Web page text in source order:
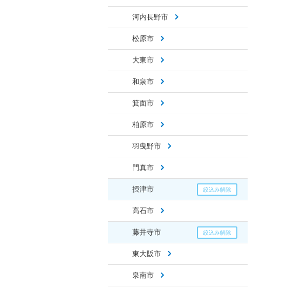
河内長野市
松原市
大東市
和泉市
箕面市
柏原市
羽曳野市
門真市
摂津市
高石市
藤井寺市
東大阪市
泉南市